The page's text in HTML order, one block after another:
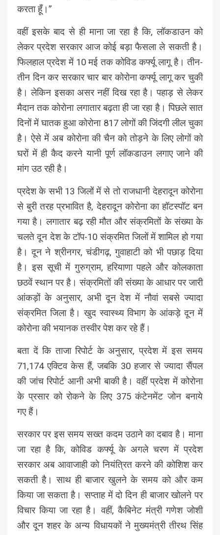
करता हूँ।”
वहीं इसके बाद से ही माना जा रहा है कि, लॉकडाउन को
लेकर प्रदेश सरकार आज कोई बड़ा फैसला ले सकती है।
फिलहाल प्रदेश में 10 मई तक कोविड कर्फ्यू लागू है। तीन-
तीन दिन कर सरकार चार बार कोरोना कर्फ्यू लागू कर चुकी
है। लेकिन इसका असर नहीं दिख रहा है। पहाड़ से लेकर
मैदान तक कोरोना लगातार बढ़ता ही जा रहा है। पिछले सात
दिनों में घातक हुआ कोरोना 817 लोगों की जिंदगी लील चुका
है। ऐसे में अब कोरोना की चैन को तोड़ने के लिए लोगों को
घरों में ही कैद करने यानी पूर्ण लॉकडाउन लगाए जाने की
मांग उठ रही है।
प्रदेश के सभी 13 जिलों में से तो राजधानी देहरादून कोरोना
से बुरी तरह प्रभावित है, देहरादून कोरोना का हॉटस्पॉट बन
गया है। लगातार बढ़ रही मौत और संक्रमितों के संख्या के
चलते दून देश के टॉप-10 संक्रमित जिलों में शामिल हो गया
है। दून ने श्रीनगर, चंडीगढ़, गुवाहाटी को भी पछाड़ दिया
है। इस सूची में गुरुग्राम, हरियाणा पहले और कोलकाता
छठवें स्थान पर है। संक्रमितों की संख्या के आधार पर जारी
आंकड़ों के अनुसार, अभी दून देश में नौवां सबसे ज्यादा
संक्रमित जिला है। खुद स्वास्थ्य विभाग के आंकड़े दून में
कोरोना की भयानक तस्वीर पेश कर रहे हैं।
बता दें कि ताजा रिपोर्ट के अनुसार, प्रदेश में इस समय
71,174 एक्टिव केस हैं, जबकि 30 हजार से ज्यादा सैंपल
की जांच रिपोर्ट आनी अभी बाकी है। वहीं प्रदेश में कोरोना
के प्रसार को रोकने के लिए 375 कंटेनमेंट जोन बनाये
गए हैं।
सरकार पर इस समय सख्त कदम उठाने का दबाव है। माना
जा रहा है कि, कोविड कर्फ्यू के अगले चरण में प्रदेश
सरकार अब आवाजाही को नियंत्रित करने की कोशिश कर
सकती है। साथ ही बाजार खुलने के समय को और कम
किया जा सकता है। सप्ताह में दो दिन ही बाजार खोलने पर
विचार किया जा रहा है। वहीं, कैबिनेट मंत्री गणेश जोशी
और दून शहर के अन्य विधायकों ने मुख्यमंत्री तीरथ सिंह